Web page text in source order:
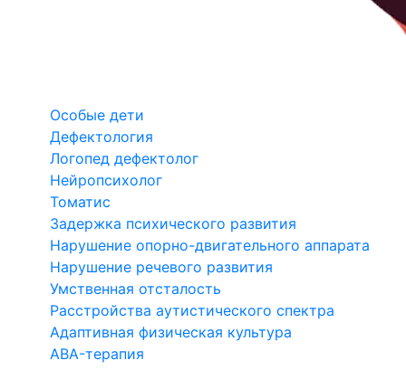
Особые дети
Дефектология
Логопед дефектолог
Нейропсихолог
Томатис
Задержка психического развития
Нарушение опорно-двигательного аппарата
Нарушение речевого развития
Умственная отсталость
Расстройства аутистического спектра
Адаптивная физическая культура
ABA-терапия